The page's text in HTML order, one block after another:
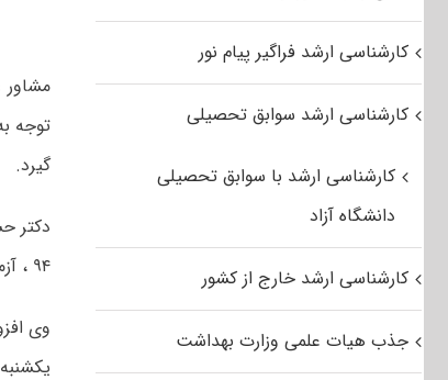
گیرد.
دکتر
۹۴ ، آزمون داوطلبان در ۱۳۶ کدرشته در بعد از ظهر روز جمعه ۱۷ بهمن ماه پایان می یابد
کارشناسی ارشد فراگیر پیام نور
کارشناسی ارشد سوابق تحصیلی
کارشناسی ارشد با سوابق تحصیلی
دانشگاه آزاد
کارشناسی ارشد خارج از کشور
جذب هیات علمی وزارت بهداشت